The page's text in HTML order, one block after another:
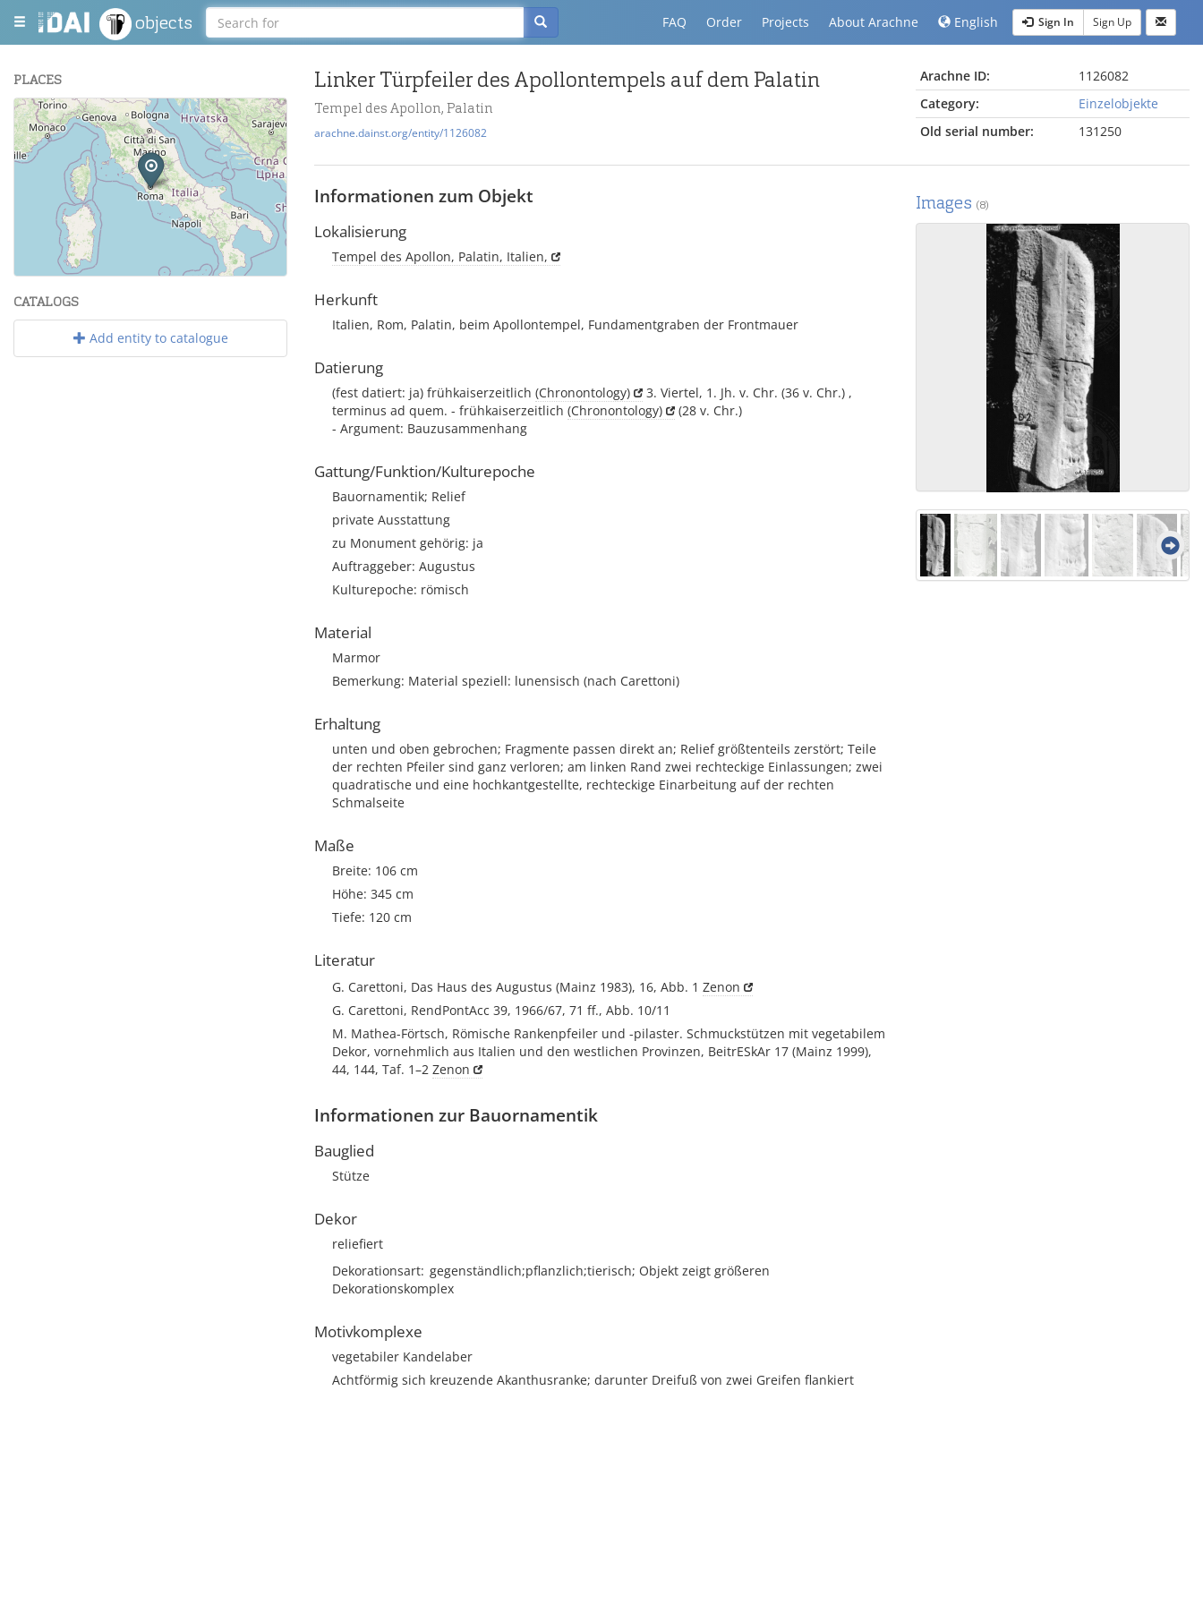
objects FAQ Order Projects About Arachne English Sign In Sign Up
PLACES
+
−
Leaflet | Maps and Data ©OpenStreetMap
CATALOGS
Add entity to catalogue
Linker Türpfeiler des Apollontempels auf dem Palatin
Tempel des Apollon, Palatin
arachne.dainst.org/entity/1126082
Arachne ID:
1126082
Category:
Einzelobjekte
Old serial number:
131250
Informationen zum Objekt
Lokalisierung
Tempel des Apollon, Palatin, Italien,
Herkunft
Italien, Rom, Palatin, beim Apollontempel, Fundamentgraben der Frontmauer
Datierung
(fest datiert: ja) frühkaiserzeitlich (Chronontology)
3. Viertel, 1. Jh. v. Chr. (36 v. Chr.) ,
terminus ad quem. - frühkaiserzeitlich (Chronontology)
(28 v. Chr.)
- Argument: Bauzusammenhang
Gattung/Funktion/Kulturepoche
Bauornamentik; Relief
private Ausstattung
zu Monument gehörig: ja
Auftraggeber: Augustus
Kulturepoche: römisch
Material
Marmor
Bemerkung: Material speziell: lunensisch (nach Carettoni)
Erhaltung
unten und oben gebrochen; Fragmente passen direkt an; Relief größtenteils zerstört; Teile
der rechten Pfeiler sind ganz verloren; am linken Rand zwei rechteckige Einlassungen; zwei
quadratische und eine hochkantgestellte, rechteckige Einarbeitung auf der rechten
Schmalseite
Maße
Breite: 106 cm
Höhe: 345 cm
Tiefe: 120 cm
Literatur
G. Carettoni, Das Haus des Augustus (Mainz 1983), 16, Abb. 1 Zenon
G. Carettoni, RendPontAcc 39, 1966/67, 71 ff., Abb. 10/11
M. Mathea-Förtsch, Römische Rankenpfeiler und -pilaster. Schmuckstützen mit vegetabilem
Dekor, vornehmlich aus Italien und den westlichen Provinzen, BeitrESkAr 17 (Mainz 1999),
44, 144, Taf. 1–2 Zenon
Informationen zur Bauornamentik
Bauglied
Stütze
Dekor
reliefiert
Dekorationsart gegenständlich;pflanzlich;tierisch; Objekt zeigt größeren
Dekorationskomplex
Motivkomplexe
vegetabiler Kandelaber
Achtförmig sich kreuzende Akanthusranke; darunter Dreifuß von zwei Greifen flankiert
Images (8)